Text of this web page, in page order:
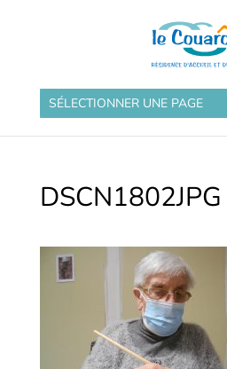
SÉLECTIONNER UNE PAGE
DSCN1802JPG